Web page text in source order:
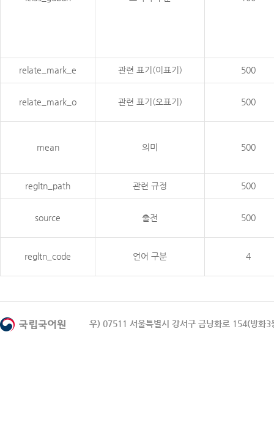
relate_mark_e 관련 표기(이표기) 500
relate_mark_o 관련 표기(오표기) 500
mean 의미 500
regltn_path 관련 규정 500
source 출전 500
regltn_code 언어 구분 4
우) 07511 서울특별시 강서구 금낭화로 154(방화3